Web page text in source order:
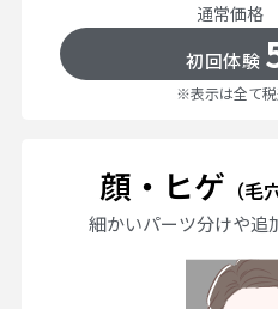
通常価格
初回体験
※表示は全て税
顔・ヒゲ （毛
細かいパーツ分けや追